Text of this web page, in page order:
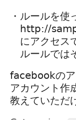
・ルールを使
http://
にアクセス
ルールでは
facebookのア
アカウント作
教えていただ